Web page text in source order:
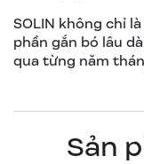
SOLIN không chỉ
phần gắn bó lâu
qua từng năm
Sản